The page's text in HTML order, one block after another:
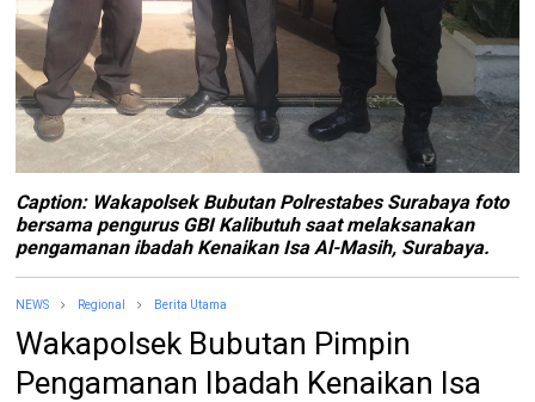
Caption: Wakapolsek Bubutan Polrestabes Surabaya foto
bersama pengurus GBI Kalibutuh saat melaksanakan
pengamanan ibadah Kenaikan Isa Al-Masih, Surabaya.
NEWS Regional Berita Utama
Wakapolsek Bubutan Pimpin
Pengamanan Ibadah Kenaikan Isa